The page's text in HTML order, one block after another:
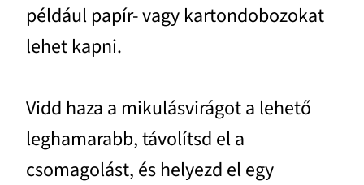
például papír- vagy kartondobozokat
lehet kapni.
Vidd haza a mikulásvirágot a lehető
leghamarabb, távolítsd el a
csomagolást, és helyezd el egy